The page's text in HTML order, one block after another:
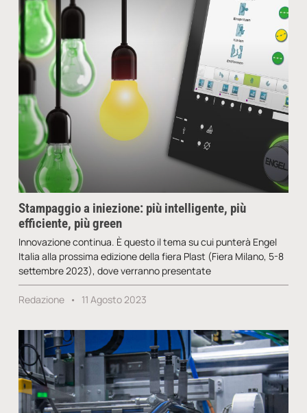
Stampaggio a iniezione: più intelligente, più
efficiente, più green
Innovazione continua. È questo il tema su cui punterà Engel
Italia alla prossima edizione della fiera Plast (Fiera Milano, 5-8
settembre 2023), dove verranno presentate
Redazione 11 Agosto 2023